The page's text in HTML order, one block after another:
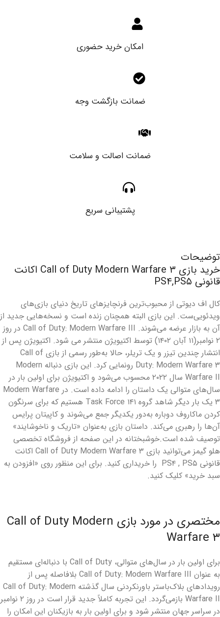
امکان خرید حضوری
ضمانت بازگشت وجه
ضمانت اصالت و سلامت
پشتیبانی سریع
توضیحات
خرید بازی Call of Duty Modern Warfare ۳ اکانت
قانونی PS۴,PS۵
کال اف دیوتی از محبوب‌ترین فرنچایزهای تاریخ دنیای بازی‌های
ویدئویی‌ست. این بازی البته همچنان زنده است و نسخه‌هایی جدید از
آن به بازار عرضه می‌شوند. Call of Duty: Modern Warfare III در روز
۲ نوامبر(۱۱ آبان ۱۴۰۲) توسط اکتیویژن منتشر می شود. اکتیویژن پس از
انتشار چندین تیزر و یک تریلر، حالا به‌طور رسمی از بازی Call of
Duty: Modern Warfare ۳ رونمایی کرد. این بازی دنباله Modern
Warfare II سال ۲۰۲۲ محسوب می‌شود و اکتیویژن برای اولین بار در
سال‌های متوالی یک داستان را ادامه داده است. در Modern Warfare
۳ یک بار دیگر شاهد گروه Task Force ۱۴۱ هستیم که برای سرنگون
کردن ماکاروف دوباره به‌دور یکدیگر جمع می‌شوند و کاپیتان پرایس
آن‌ها را رهبری می‌کند. داستان بازی به‌عنوان «تاریک و ناخوشایند»
توصیف شده است.خوشبختانه در این صفحه از فروشگاه تخصصی
هلو گیمز می‌توانید بازی Call of Duty Modern Warfare ۳ اکانت
قانونی PS۴ , PS۵ را خریداری کنید. برای این منظور روی «افزودن به
سبد خرید» کلیک کنید.
مختصری در مورد بازی Call of Duty Modern
Warfare ۳
برای اولین بار در سال‌های متوالی، Call of Duty با دنباله‌ای مستقیم
به عنوان Call of Duty: Modern Warfare III بلافاصله پس از
رویدادهای بلاک‌باستر باورنکردنی سال گذشته Call of Duty: Modern
Warfare II بازمی‌گردد. این تجربه کاملاً جدید قرار است در روز ۲ نوامبر
در سراسر جهان منتشر شود و برای اولین بار به بازیکنان این امکان را